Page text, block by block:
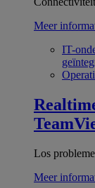
Meer
IT-
Los
Meer